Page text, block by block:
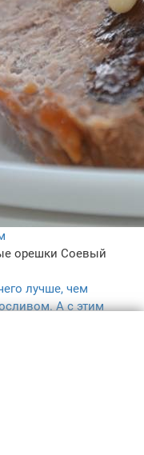
орешки Соевый
лучше, чем
А с этим